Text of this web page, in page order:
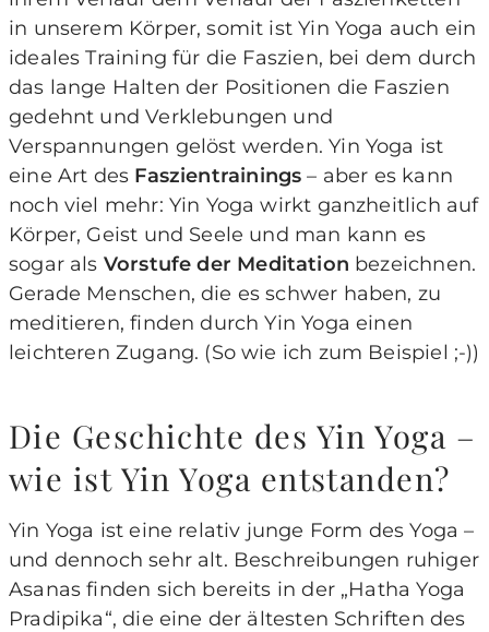
in unserem Körper, somit ist Yin Yoga auch ein
ideales Training für die Faszien, bei dem durch
das lange Halten der Positionen die Faszien
gedehnt und Verklebungen und
Verspannungen gelöst werden. Yin Yoga ist
eine Art des Faszientrainings – aber es kann
noch viel mehr: Yin Yoga wirkt ganzheitlich auf
Körper, Geist und Seele und man kann es
sogar als Vorstufe der Meditation bezeichnen.
Gerade Menschen, die es schwer haben, zu
meditieren, finden durch Yin Yoga einen
leichteren Zugang. (So wie ich zum Beispiel ;-))
Die Geschichte des Yin Yoga –
wie ist Yin Yoga entstanden?
Yin Yoga ist eine relativ junge Form des Yoga –
und dennoch sehr alt. Beschreibungen ruhiger
Asanas finden sich bereits in der „Hatha Yoga
Pradipika“, die eine der ältesten Schriften des